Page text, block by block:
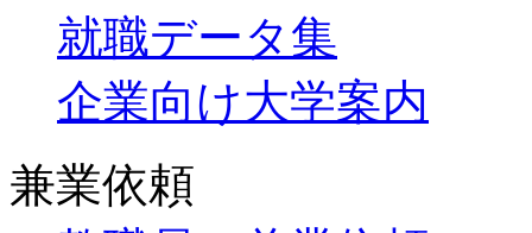
就職データ集
企業向け大学案内
兼業依頼